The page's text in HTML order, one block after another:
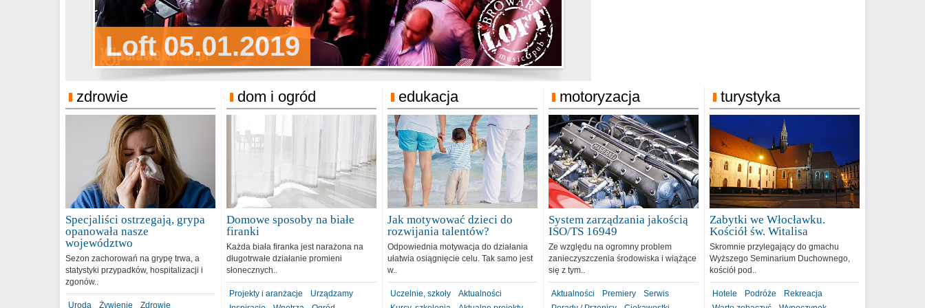
Loft 05.01.2019
Sylwester Podgrodzie 31.12.2018
Sylwester Pensjonat Michelin
31.12.2018
zdrowie
Specjaliści ostrzegają, grypa
opanowała nasze
województwo
Sezon zachorowań na grypę trwa, a
statystyki przypadków, hospitalizacji i
zgonów..
Uroda Żywienie Zdrowie
dom i ogród
Domowe sposoby na białe
firanki
Każda biała firanka jest narażona na
długotrwałe działanie promieni
słonecznych..
Projekty i aranżacje
Urządzamy
edukacja
Jak motywować dzieci do
rozwijania talentów?
Odpowiednia motywacja do działania
ułatwia osiągnięcie celu. Tak samo jest
w..
Uczelnie, szkoły
Aktualności
motoryzacja
System zarządzania jakością
ISO/TS 16949
Ze względu na ogromny problem
zanieczyszczenia środowiska i wiążące
się z tym..
Aktualności Premiery
Serwis
turystyka
Zabytki we Włocławku.
Kościół św. Witalisa
Skromnie przylegający do gmachu
Wyższego Seminarium Duchownego,
kościół pod..
Hotele Podróże
Rekreacja